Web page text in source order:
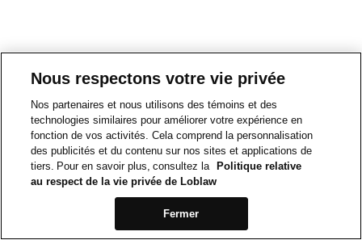
Nous respectons votre vie privée
Nos partenaires et nous utilisons des témoins et des
technologies similaires pour améliorer votre expérience en
fonction de vos activités. Cela comprend la personnalisation
des publicités et du contenu sur nos sites et applications de
tiers. Pour en savoir plus, consultez la
Politique relative
au respect de la vie privée de Loblaw
Fermer